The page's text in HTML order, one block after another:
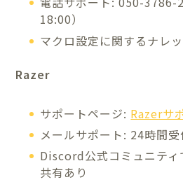
18:00）
マクロ設定に関するナレ
Razer
サポートページ: Razerサ
メールサポート: 24時間受
Discord公式コミュニティ
共有あり